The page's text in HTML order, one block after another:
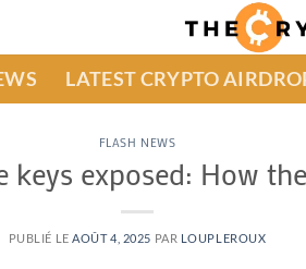
LATEST CRYPTO
FLASH NEWS
exposed: How
PUBLIÉ LE AOÛT 4, 2025 PAR LOUPLEROUX